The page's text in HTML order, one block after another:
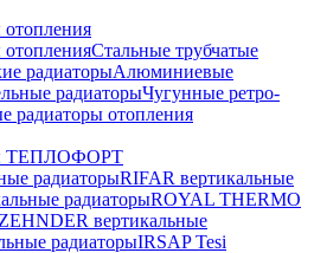
Стальные трубчатые
радиаторыАлюминиевые
радиаторыЧугунные ретро-
радиаторы отопления
ТЕПЛОФОРТ
радиаторыRIFAR вертикальные
радиаторыROYAL THERMO
ZEHNDER вертикальные
радиаторыIRSAP Tesi